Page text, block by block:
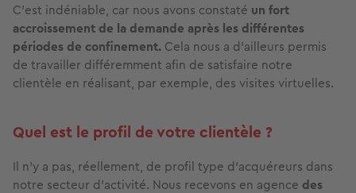
C’est indéniable, car nous avons constaté un fort
accroissement de la demande après les différentes
périodes de confinement. Cela nous a d’ailleurs permis
de travailler différemment afin de satisfaire notre
clientèle en réalisant, par exemple, des visites virtuelles.
Quel est le profil de votre clientèle ?
Il n’y a pas, réellement, de profil type d’acquéreurs dans
notre secteur d’activité. Nous recevons en agence des